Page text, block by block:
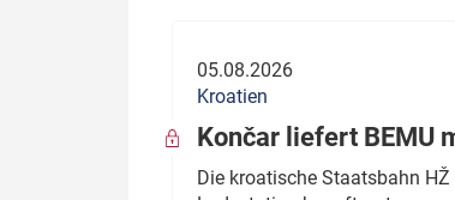
05.08.2026
Kroatien
Končar liefert BEMU
Die kroatische Staatsbahn